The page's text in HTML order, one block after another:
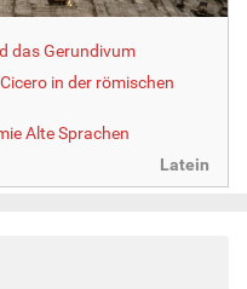
das Gerundivum
in der römischen
Alte Sprachen
Latein